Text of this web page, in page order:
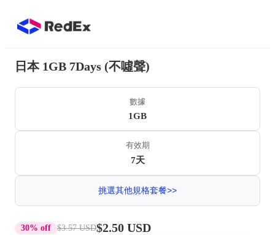
日本 1GB 7Days (不噓聲)
數據
1GB
有效期
7天
挑選其他規格套餐>>
30% off $3.57 USD$2.50 USD